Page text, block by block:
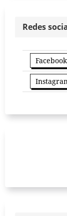
Redes
Facebook